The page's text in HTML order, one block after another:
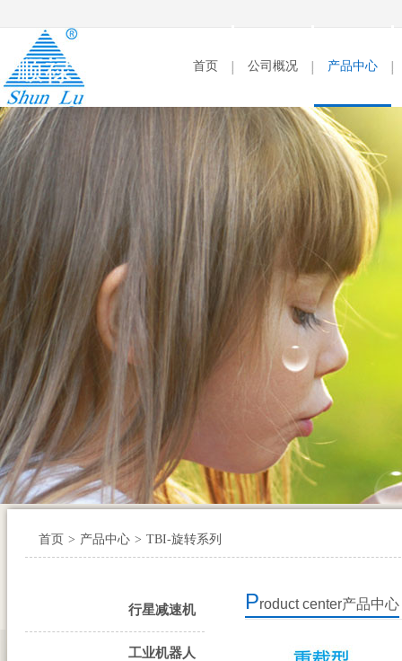
首页 公司概况 产品中心
首页 > 产品中心 > TBI-旋转系列
行星减速机
工业机器人
Product center产品中心